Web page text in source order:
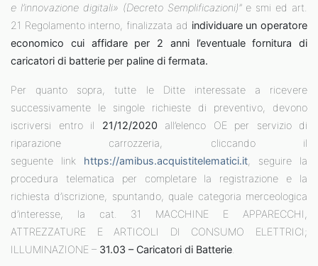
e l’innovazione digitali» (Decreto Semplificazioni)” e smi ed art.
21 Regolamento interno, finalizzata ad individuare un operatore
economico cui affidare per 2 anni l’eventuale fornitura di
caricatori di batterie per paline di fermata.
Per quanto sopra, tutte le Ditte interessate a ricevere
successivamente le singole richieste di preventivo, devono
iscriversi entro il 21/12/2020 all’elenco OE per servizio di
riparazione carrozzeria, cliccando il
seguente link
https://amibus.acquistitelematici.it, seguire la
procedura telematica per completare la registrazione e la
richiesta d’iscrizione, spuntando, quale categoria merceologica
d’interesse, la cat. 31 MACCHINE E APPARECCHI,
ATTREZZATURE E ARTICOLI DI CONSUMO ELETTRICI;
ILLUMINAZIONE – 31.03 – Caricatori di Batterie